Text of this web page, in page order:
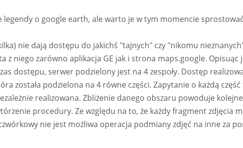
legendy o google earth, ale warto je w tym momencie
nie dają dostępu do jakichś "tajnych" czy "nikomu
z niego zarówno aplikacja GE jak i strona maps.google. Opisuąc
dostępu, serwer podzielony jest na 4 zespoły. Dostęp
została podzielona na 4 równe części. Zapytanie o każdą
realizowana. Zbliżenie danego obszaru powoduje kolejne
procedury. Ze względu na to, że każdy fragment zdjęcia
nie jest możliwa operacja podmiany zdjęć na inne za